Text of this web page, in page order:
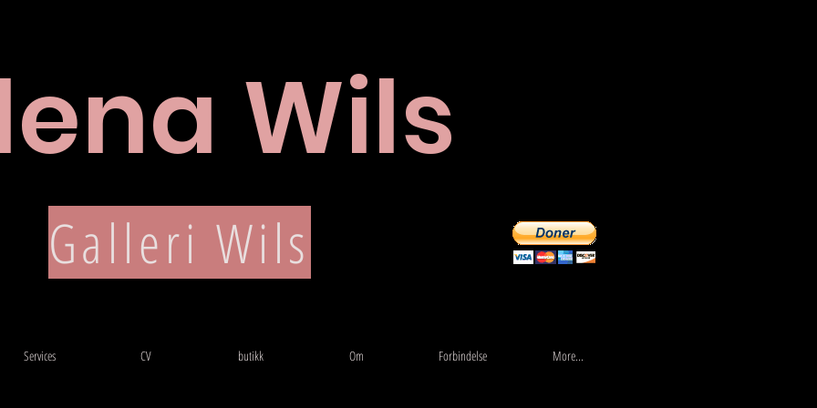
Galleri Wils
Wils
Services CV butikk Om Forbindelse More...
CV butikk